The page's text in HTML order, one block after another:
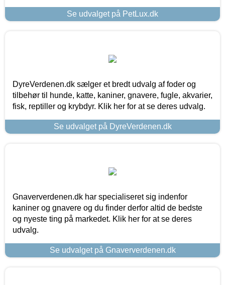
Se udvalget på PetLux.dk
DyreVerdenen.dk sælger et bredt udvalg af foder og
tilbehør til hunde, katte, kaniner, gnavere, fugle, akvarier,
fisk, reptiller og krybdyr. Klik her for at se deres udvalg.
Se udvalget på DyreVerdenen.dk
Gnaververdenen.dk har specialiseret sig indenfor
kaniner og gnavere og du finder derfor altid de bedste
og nyeste ting på markedet. Klik her for at se deres
udvalg.
Se udvalget på Gnaververdenen.dk